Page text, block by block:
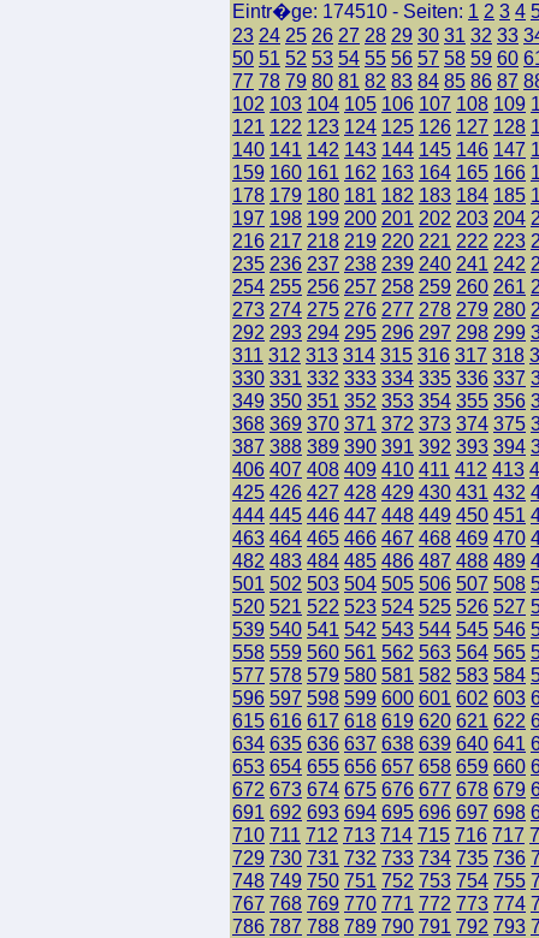
Eintr�ge: 174510 - Seiten: 1 2 3 4
23 24 25 26 27 28 29 30 31 32 33
50 51 52 53 54 55 56 57 58 59 60
77 78 79 80 81 82 83 84 85 86 87
102 103 104 105 106 107 108 109
121 122 123 124 125 126 127 128
140 141 142 143 144 145 146 147
159 160 161 162 163 164 165 166
178 179 180 181 182 183 184 185
197 198 199 200 201 202 203 204
216 217 218 219 220 221 222 223
235 236 237 238 239 240 241 242
254 255 256 257 258 259 260 261
273 274 275 276 277 278 279 280
292 293 294 295 296 297 298 299
311 312 313 314 315 316 317 318
330 331 332 333 334 335 336 337
349 350 351 352 353 354 355 356
368 369 370 371 372 373 374 375
387 388 389 390 391 392 393 394
406 407 408 409 410 411 412 413
425 426 427 428 429 430 431 432
444 445 446 447 448 449 450 451
463 464 465 466 467 468 469 470
482 483 484 485 486 487 488 489
501 502 503 504 505 506 507 508
520 521 522 523 524 525 526 527
539 540 541 542 543 544 545 546
558 559 560 561 562 563 564 565
577 578 579 580 581 582 583 584
596 597 598 599 600 601 602 603
615 616 617 618 619 620 621 622
634 635 636 637 638 639 640 641
653 654 655 656 657 658 659 660
672 673 674 675 676 677 678 679
691 692 693 694 695 696 697 698
710 711 712 713 714 715 716 717
729 730 731 732 733 734 735 736
748 749 750 751 752 753 754 755
767 768 769 770 771 772 773 774
786 787 788 789 790 791 792 793